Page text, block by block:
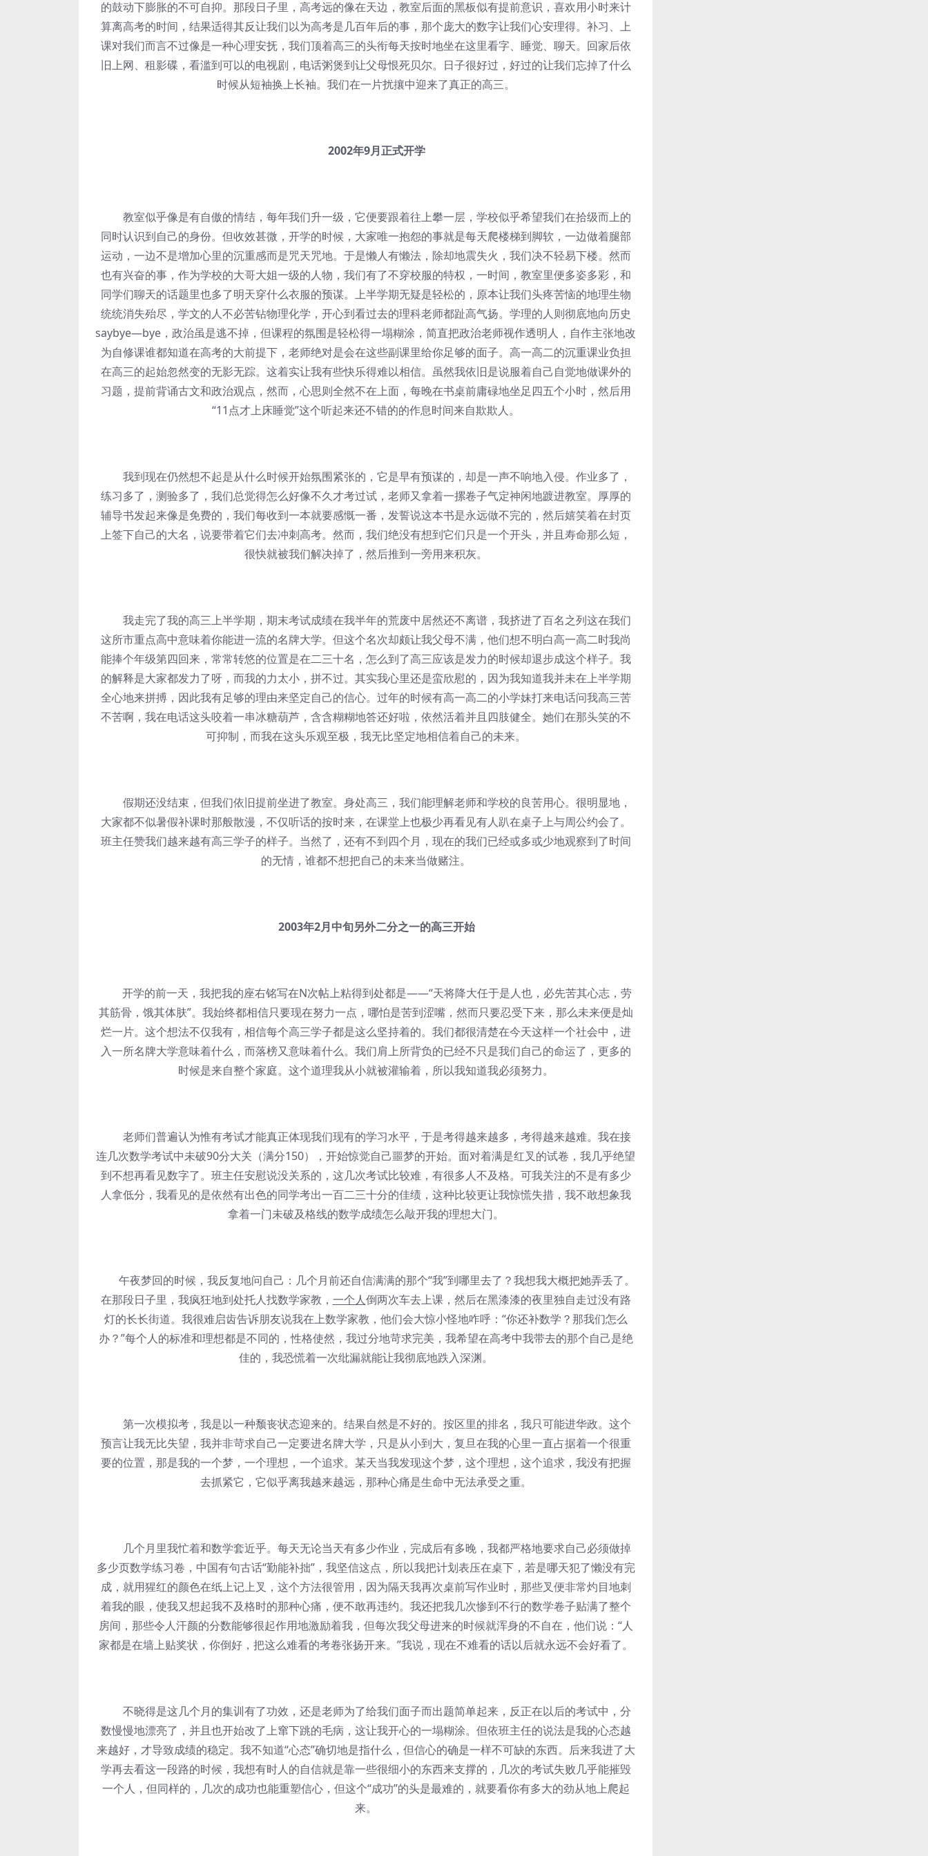
的鼓动下膨胀的不可自抑。那段日子里，高考远的像在天边，教室后面的黑板似有提前意识，喜欢用小时来计
算离高考的时间，结果适得其反让我们以为高考是几百年后的事，那个庞大的数字让我们心安理得。补习、上
课对我们而言不过像是一种心理安抚，我们顶着高三的头衔每天按时地坐在这里看字、睡觉、聊天。回家后依
旧上网、租影碟，看滥到可以的电视剧，电话粥煲到让父母恨死贝尔。日子很好过，好过的让我们忘掉了什么
时候从短袖换上长袖。我们在一片扰攘中迎来了真正的高三。
2002年9月正式开学
教室似乎像是有自傲的情结，每年我们升一级，它便要跟着往上攀一层，学校似乎希望我们在拾级而上的
同时认识到自己的身份。但收效甚微，开学的时候，大家唯一抱怨的事就是每天爬楼梯到脚软，一边做着腿部
运动，一边不是增加心里的沉重感而是咒天咒地。于是懒人有懒法，除却地震失火，我们决不轻易下楼。然而
也有兴奋的事，作为学校的大哥大姐一级的人物，我们有了不穿校服的特权，一时间，教室里便多姿多彩，和
同学们聊天的话题里也多了明天穿什么衣服的预谋。上半学期无疑是轻松的，原本让我们头疼苦恼的地理生物
统统消失殆尽，学文的人不必苦钻物理化学，开心到看过去的理科老师都趾高气扬。学理的人则彻底地向历史
saybye—bye，政治虽是逃不掉，但课程的氛围是轻松得一塌糊涂，简直把政治老师视作透明人，自作主张地改
为自修课谁都知道在高考的大前提下，老师绝对是会在这些副课里给你足够的面子。高一高二的沉重课业负担
在高三的起始忽然变的无影无踪。这着实让我有些快乐得难以相信。虽然我依旧是说服着自己自觉地做课外的
习题，提前背诵古文和政治观点，然而，心思则全然不在上面，每晚在书桌前庸碌地坐足四五个小时，然后用
“11点才上床睡觉”这个听起来还不错的的作息时间来自欺欺人。
我到现在仍然想不起是从什么时候开始氛围紧张的，它是早有预谋的，却是一声不响地入侵。作业多了，
练习多了，测验多了，我们总觉得怎么好像不久才考过试，老师又拿着一摞卷子气定神闲地踱进教室。厚厚的
辅导书发起来像是免费的，我们每收到一本就要感慨一番，发誓说这本书是永远做不完的，然后嬉笑着在封页
上签下自己的大名，说要带着它们去冲刺高考。然而，我们绝没有想到它们只是一个开头，并且寿命那么短，
很快就被我们解决掉了，然后推到一旁用来积灰。
我走完了我的高三上半学期，期末考试成绩在我半年的荒废中居然还不离谱，我挤进了百名之列这在我们
这所市重点高中意味着你能进一流的名牌大学。但这个名次却颇让我父母不满，他们想不明白高一高二时我尚
能捧个年级第四回来，常常转悠的位置是在二三十名，怎么到了高三应该是发力的时候却退步成这个样子。我
的解释是大家都发力了呀，而我的力太小，拼不过。其实我心里还是蛮欣慰的，因为我知道我并未在上半学期
全心地来拼搏，因此我有足够的理由来坚定自己的信心。过年的时候有高一高二的小学妹打来电话问我高三苦
不苦啊，我在电话这头咬着一串冰糖葫芦，含含糊糊地答还好啦，依然活着并且四肢健全。她们在那头笑的不
可抑制，而我在这头乐观至极，我无比坚定地相信着自己的未来。
假期还没结束，但我们依旧提前坐进了教室。身处高三，我们能理解老师和学校的良苦用心。很明显地，
大家都不似暑假补课时那般散漫，不仅听话的按时来，在课堂上也极少再看见有人趴在桌子上与周公约会了。
班主任赞我们越来越有高三学子的样子。当然了，还有不到四个月，现在的我们已经或多或少地观察到了时间
的无情，谁都不想把自己的未来当做赌注。
2003年2月中旬另外二分之一的高三开始
开学的前一天，我把我的座右铭写在N次帖上粘得到处都是——“天将降大任于是人也，必先苦其心志，劳
其筋骨，饿其体肤”。我始终都相信只要现在努力一点，哪怕是苦到涩嘴，然而只要忍受下来，那么未来便是灿
烂一片。这个想法不仅我有，相信每个高三学子都是这么坚持着的。我们都很清楚在今天这样一个社会中，进
入一所名牌大学意味着什么，而落榜又意味着什么。我们肩上所背负的已经不只是我们自己的命运了，更多的
时候是来自整个家庭。这个道理我从小就被灌输着，所以我知道我必须努力。
老师们普遍认为惟有考试才能真正体现我们现有的学习水平，于是考得越来越多，考得越来越难。我在接
连几次数学考试中未破90分大关（满分150），开始惊觉自己噩梦的开始。面对着满是红叉的试卷，我几乎绝望
到不想再看见数字了。班主任安慰说没关系的，这几次考试比较难，有很多人不及格。可我关注的不是有多少
人拿低分，我看见的是依然有出色的同学考出一百二三十分的佳绩，这种比较更让我惊慌失措，我不敢想象我
拿着一门未破及格线的数学成绩怎么敲开我的理想大门。
午夜梦回的时候，我反复地问自己：几个月前还自信满满的那个“我”到哪里去了？我想我大概把她弄丢了。
在那段日子里，我疯狂地到处托人找数学家教， 一个人倒两次车去上课，然后在黑漆漆的夜里独自走过没有路
灯的长长街道。我很难启齿告诉朋友说我在上数学家教，他们会大惊小怪地咋呼：“你还补数学？那我们怎么
办？”每个人的标准和理想都是不同的，性格使然，我过分地苛求完美，我希望在高考中我带去的那个自己是绝
佳的，我恐慌着一次纰漏就能让我彻底地跌入深渊。
第一次模拟考，我是以一种颓丧状态迎来的。结果自然是不好的。按区里的排名，我只可能进华政。这个
预言让我无比失望，我并非苛求自己一定要进名牌大学，只是从小到大，复旦在我的心里一直占据着一个很重
要的位置，那是我的一个梦，一个理想，一个追求。某天当我发现这个梦，这个理想，这个追求，我没有把握
去抓紧它，它似乎离我越来越远，那种心痛是生命中无法承受之重。
几个月里我忙着和数学套近乎。每天无论当天有多少作业，完成后有多晚，我都严格地要求自己必须做掉
多少页数学练习卷，中国有句古话“勤能补拙”，我坚信这点，所以我把计划表压在桌下，若是哪天犯了懒没有完
成，就用猩红的颜色在纸上记上叉，这个方法很管用，因为隔天我再次桌前写作业时，那些叉便非常灼目地刺
着我的眼，使我又想起我不及格时的那种心痛，便不敢再违约。我还把我几次惨到不行的数学卷子贴满了整个
房间，那些令人汗颜的分数能够很起作用地激励着我，但每次我父母进来的时候就浑身的不自在，他们说：“人
家都是在墙上贴奖状，你倒好，把这么难看的考卷张扬开来。”我说，现在不难看的话以后就永远不会好看了。
不晓得是这几个月的集训有了功效，还是老师为了给我们面子而出题简单起来，反正在以后的考试中，分
数慢慢地漂亮了，并且也开始改了上窜下跳的毛病，这让我开心的一塌糊涂。但依班主任的说法是我的心态越
来越好，才导致成绩的稳定。我不知道“心态”确切地是指什么，但信心的确是一样不可缺的东西。后来我进了大
学再去看这一段路的时候，我想有时人的自信就是靠一些很细小的东西来支撑的，几次的考试失败几乎能摧毁
一个人，但同样的，几次的成功也能重塑信心，但这个“成功”的头是最难的，就要看你有多大的劲从地上爬起
来。